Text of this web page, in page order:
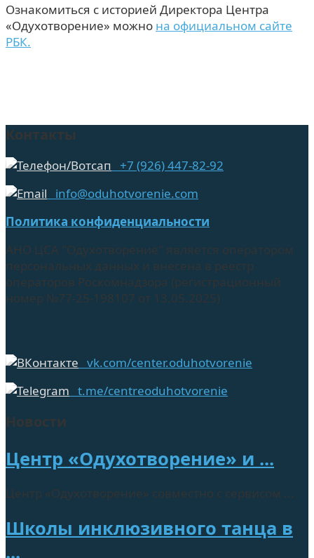
Ознакомиться с историей Директора Центра
«Одухотворение» можно на официальном сайте
РБК.
Контакты
+7 (926) 447-82-92
info@oduhotvorenie.com
Политика конфиденциальности
АНО ЦСА "Одухотворение" является оператором
персональных данных и внесена в реестр
операторов Роскомнадзора (регистрационный
номер №77-25-198107 от 13.05.2025)
vk.com/center.oduhotvorenie
t.me/centreoduhotvorenie
Новости
Центр «Одухотворение» и ...
Центр «Одухотворение» совместно с сервисом ...
Школы инклюзивного танца в
...